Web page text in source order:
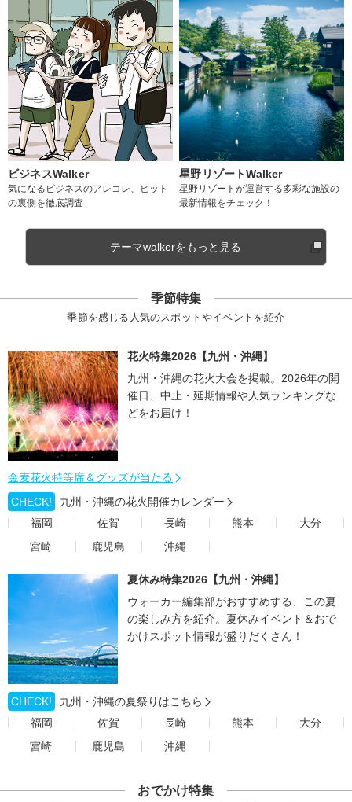
ビジネスWalker
気になるビジネスのアレコレ、ヒット
の裏側を徹底調査
星野リゾートWalker
星野リゾートが運営する多彩な施設の
最新情報をチェック！
テーマwalkerをもっと見る
季節特集
季節を感じる人気のスポットやイベントを紹介
花火特集2026【九州・沖縄】
九州・沖縄の花火大会を掲載。2026年の開
催日、中止・延期情報や人気ランキングな
どをお届け！
金麦花火特等席＆グッズが当たる
CHECK!
九州・沖縄の花火開催カレンダー
福岡
佐賀 長崎 熊本
大分
宮崎
鹿児島 沖縄
夏休み特集2026【九州・沖縄】
ウォーカー編集部がおすすめする、この夏
の楽しみ方を紹介。夏休みイベント＆おで
かけスポット情報が盛りだくさん！
CHECK!
九州・沖縄の夏祭りはこちら
福岡
佐賀 長崎 熊本
大分
宮崎
鹿児島 沖縄
おでかけ特集